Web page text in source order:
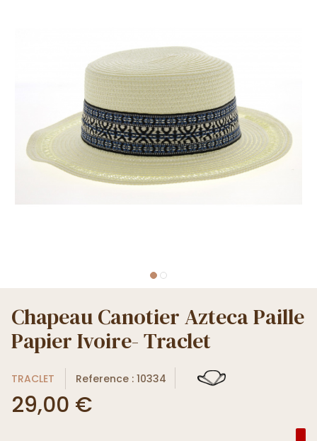
Chapeau Canotier Azteca Paille
Papier Ivoire- Traclet
TRACLET Reference : 10334
29,00 €